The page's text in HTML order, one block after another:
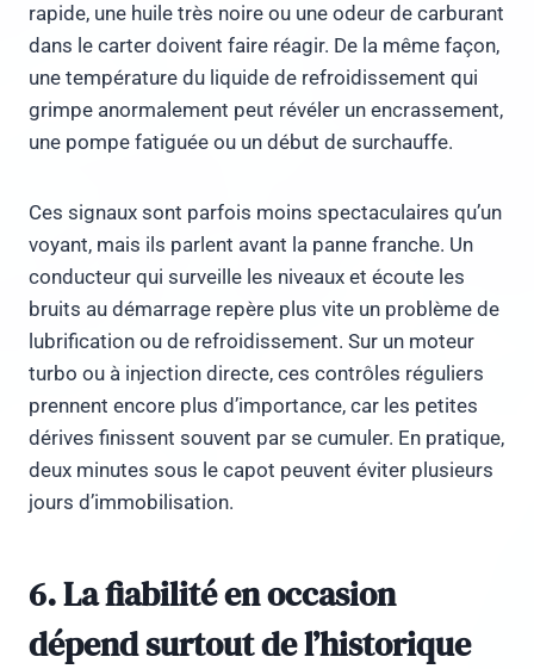
rapide, une huile très noire ou une odeur de carburant
dans le carter doivent faire réagir. De la même façon,
une température du liquide de refroidissement qui
grimpe anormalement peut révéler un encrassement,
une pompe fatiguée ou un début de surchauffe.
Ces signaux sont parfois moins spectaculaires qu’un
voyant, mais ils parlent avant la panne franche. Un
conducteur qui surveille les niveaux et écoute les
bruits au démarrage repère plus vite un problème de
lubrification ou de refroidissement. Sur un moteur
turbo ou à injection directe, ces contrôles réguliers
prennent encore plus d’importance, car les petites
dérives finissent souvent par se cumuler. En pratique,
deux minutes sous le capot peuvent éviter plusieurs
jours d’immobilisation.
6. La fiabilité en occasion
dépend surtout de l’historique